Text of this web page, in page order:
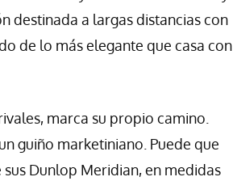
destinada a largas distancias con
de lo más elegante que casa con
marca su propio camino.
guiño marketiniano. Puede que
Dunlop Meridian, en medidas